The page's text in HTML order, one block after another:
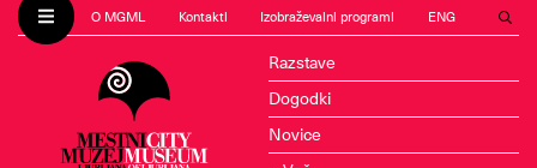
O MGML Kontakti Izobraževalni programi ENG
Razstave
Dogodki
Novice